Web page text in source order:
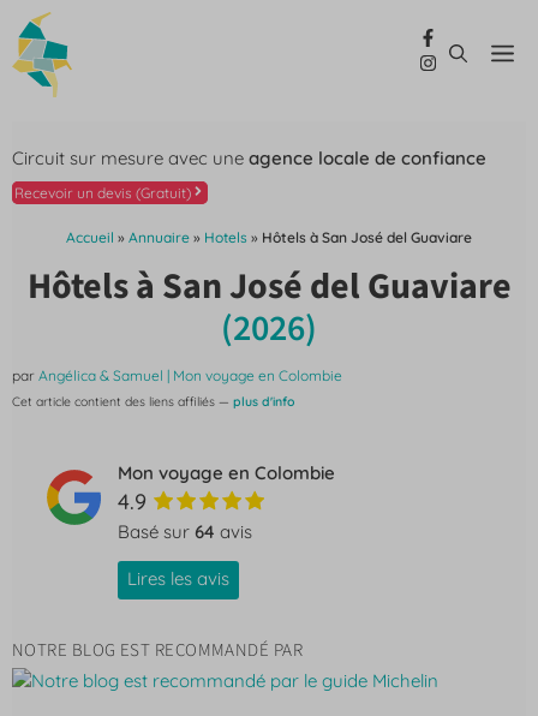
au
contenu
Circuit sur mesure avec une agence locale de confiance
Recevoir un devis (Gratuit)
Accueil » Annuaire » Hotels » Hôtels à San José del Guaviare
Hôtels à San José del Guaviare
(2026)
par Angélica & Samuel | Mon voyage en Colombie
Cet article contient des liens affiliés — plus d'info
Mon voyage en Colombie
4.9
Basé sur 64 avis
Lires les avis
NOTRE BLOG EST RECOMMANDÉ PAR